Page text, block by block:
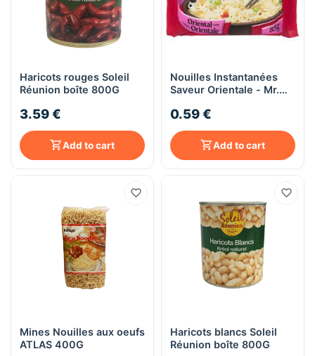
Haricots rouges Soleil
Réunion boîte 800G
3.59 €
Add to cart
Nouilles Instantanées
Saveur Orientale - Mr.
0.59 €
Add to cart
Mines Nouilles aux oeufs
ATLAS 400G
Haricots blancs Soleil
Réunion boîte 800G